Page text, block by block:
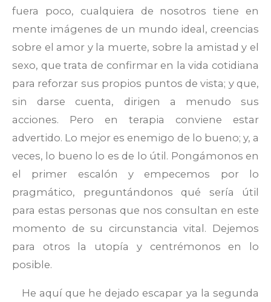
fuera poco, cualquiera de nosotros tiene en
mente imágenes de un mundo ideal, creencias
sobre el amor y la muerte, sobre la amistad y el
sexo, que trata de confirmar en la vida cotidiana
para reforzar sus propios puntos de vista; y que,
sin darse cuenta, dirigen a menudo sus
acciones. Pero en terapia conviene estar
advertido. Lo mejor es enemigo de lo bueno; y, a
veces, lo bueno lo es de lo útil. Pongámonos en
el primer escalón y empecemos por lo
pragmático, preguntándonos qué sería útil
para estas personas que nos consultan en este
momento de su circunstancia vital. Dejemos
para otros la utopía y centrémonos en lo
posible.
He aquí que he dejado escapar ya la segunda